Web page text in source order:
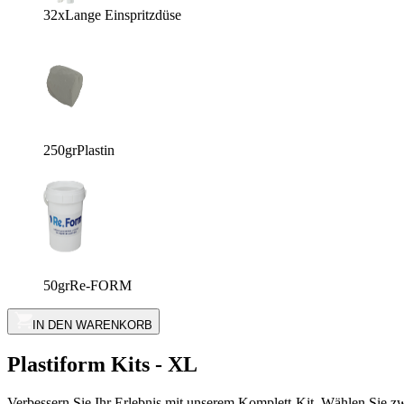
32xLange Einspritzdüse
250grPlastin
50grRe-FORM
IN DEN WARENKORB
Plastiform Kits - XL